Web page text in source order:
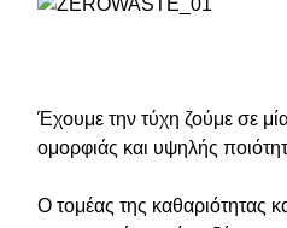
Έχουμε την τύχη ζούμε σε
ομορφιάς και υψηλής
Ο τομέας της καθαριότητας